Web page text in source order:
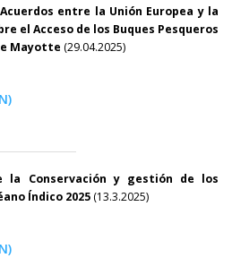
entre la Unión Europea y la
el Acceso de los Buques Pesqueros
Mayotte (29.04.2025)
la Conservación y gestión de los
Índico 2025 (13.3.2025)